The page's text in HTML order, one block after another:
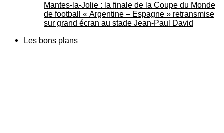
Mantes-la-Jolie : la finale de la Coupe du Monde
de football « Argentine – Espagne » retransmise
sur grand écran au stade Jean-Paul David
Les bons plans